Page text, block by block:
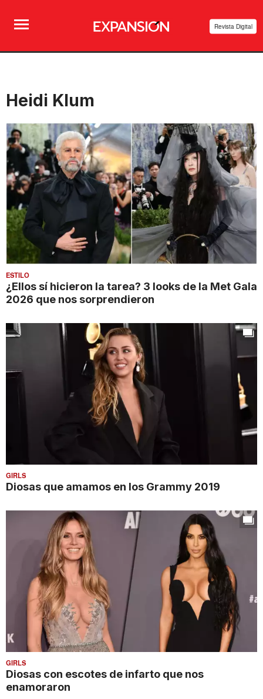
Revista Digital
Heidi Klum
ESTILO
¿Ellos sí hicieron la tarea? 3 looks de la Met Gala
2026 que nos sorprendieron
GIRLS
Diosas que amamos en los Grammy 2019
GIRLS
Diosas con escotes de infarto que nos
enamoraron